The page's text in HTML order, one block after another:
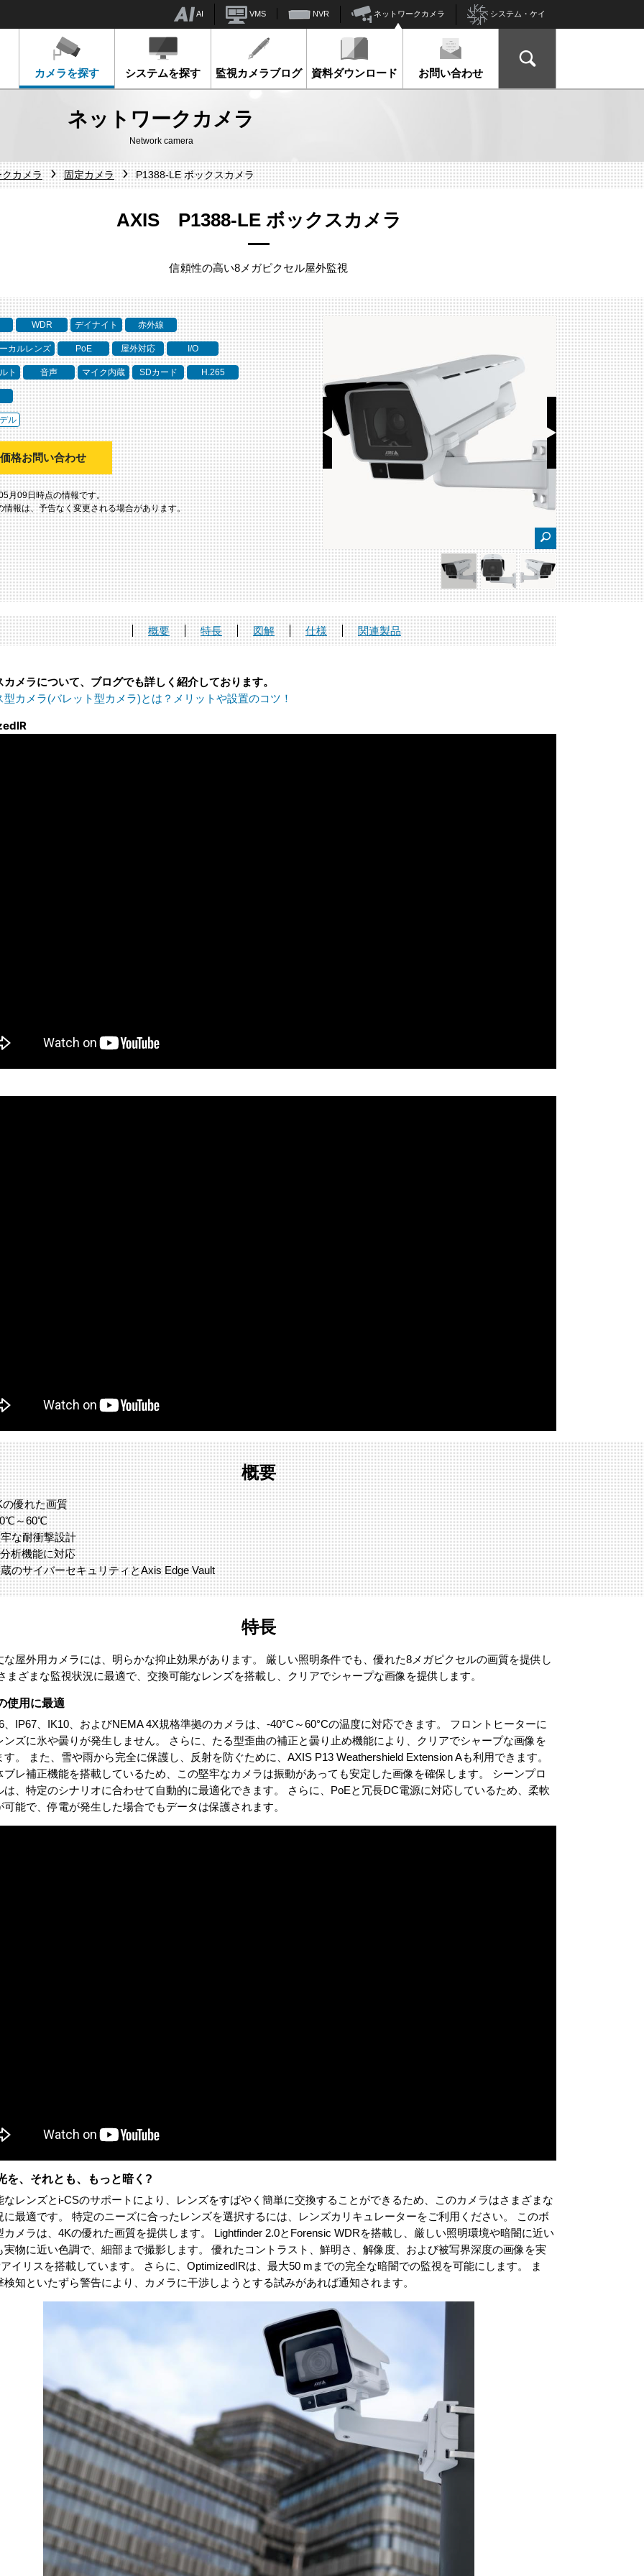
AI VMS NVR ネットワークカメラ システム・ケイ
カメラを探す システムを探す 監視カメラブログ 資料ダウンロード お問い合わせ
ネットワークカメラ
Network camera
カメラ 固定カメラ P1388-LE ボックスカメラ
AXIS P1388-LE ボックスカメラ
信頼性の高い8メガピクセル屋外監視
WDR デイナイト 赤外線
カルレンズ PoE 屋外対応 I/O
ト 音声 マイク内蔵 SDカード H.265
ル
価格お問い合わせ
月09日時点の情報です。
情報は、予告なく変更される場合があります。
概要 特長 図解 仕様 関連製品
カメラについて、ブログでも詳しく紹介しております。
型カメラ(バレット型カメラ)とは？メリットや設置のコツ！
概要
の優れた画質
～60℃
な耐衝撃設計
析機能に対応
のサイバーセキュリティとAxis Edge Vault
特長
な屋外用カメラには、明らかな抑止効果があります。 厳しい照明条件でも、優れた8メガピクセルの画質を提供し
まざまな監視状況に最適で、交換可能なレンズを搭載し、クリアでシャープな画像を提供します。
使用に最適
、IP67、IK10、およびNEMA 4X規格準拠のカメラは、-40°C～60°Cの温度に対応できます。 フロントヒーターに
ンズに氷や曇りが発生しません。 さらに、たる型歪曲の補正と曇り止め機能により、クリアでシャープな画像を
す。 また、雪や雨から完全に保護し、反射を防ぐために、AXIS P13 Weathershield Extension Aも利用できます。
ブレ補正機能を搭載しているため、この堅牢なカメラは振動があっても安定した画像を確保します。 シーンプロ
は、特定のシナリオに合わせて自動的に最適化できます。 さらに、PoEと冗長DC電源に対応しているため、柔軟
可能で、停電が発生した場合でもデータは保護されます。
を、それとも、もっと暗く?
なレンズとi-CSのサポートにより、レンズをすばやく簡単に交換することができるため、このカメラはさまざまな
に最適です。 特定のニーズに合ったレンズを選択するには、レンズカリキュレーターをご利用ください。 このボ
カメラは、4Kの優れた画質を提供します。 Lightfinder 2.0とForensic WDRを搭載し、厳しい照明環境や暗闇に近い
実物に近い色調で、細部まで撮影します。 優れたコントラスト、鮮明さ、解像度、および被写界深度の画像を実
イリスを搭載しています。 さらに、OptimizedIRは、最大50 mまでの完全な暗闇での監視を可能にします。 ま
検知といたずら警告により、カメラに干渉しようとする試みがあれば通知されます。